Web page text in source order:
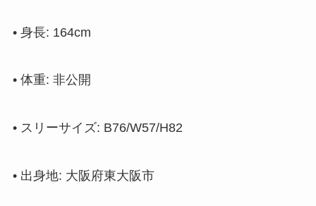
• 身長: 164cm
• 体重: 非公開
• スリーサイズ: B76/W57/H82
• 出身地: 大阪府東大阪市